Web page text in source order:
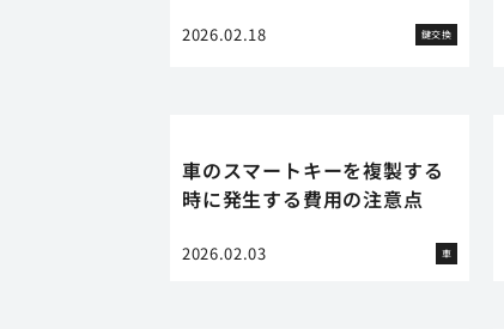
2026.02.18 鍵交換
車のスマートキーを複製する
時に発生する費用の注意点
2026.02.03 車